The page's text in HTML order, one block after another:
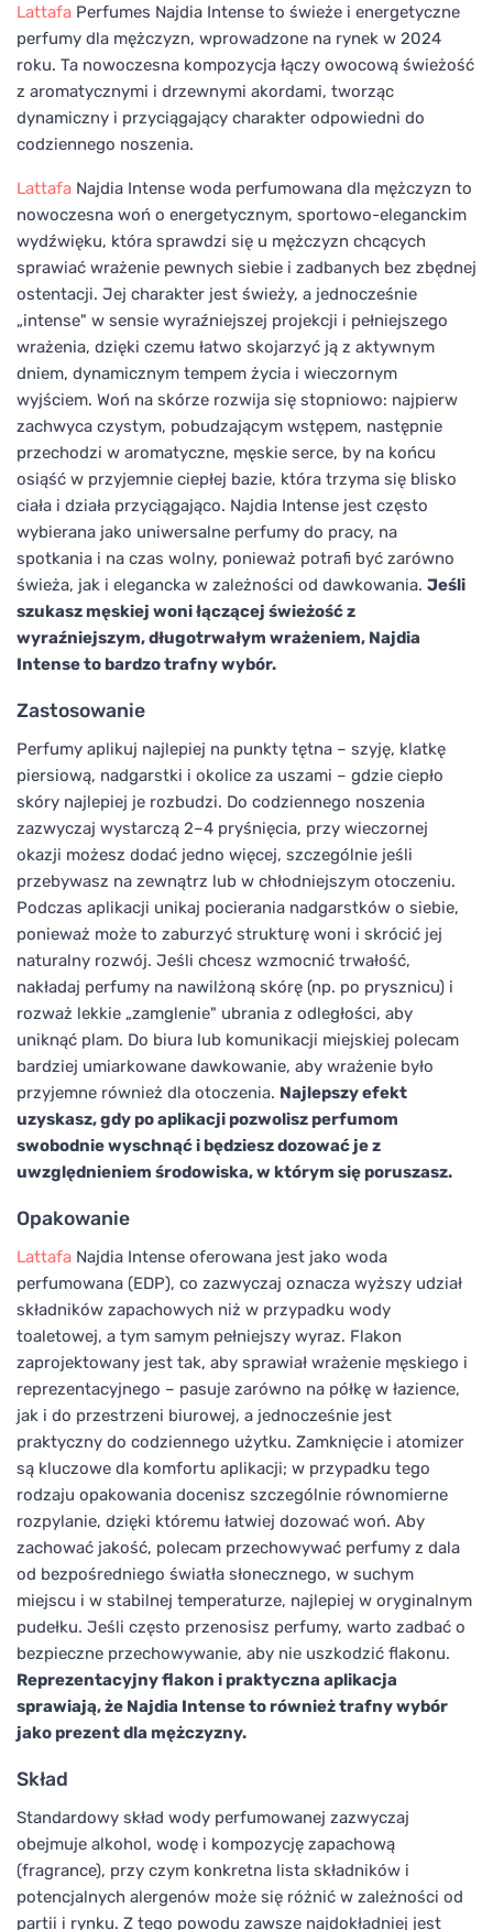
Lattafa Perfumes Najdia Intense to świeże i energetyczne
perfumy dla mężczyzn, wprowadzone na rynek w 2024
roku. Ta nowoczesna kompozycja łączy owocową świeżość
z aromatycznymi i drzewnymi akordami, tworząc
dynamiczny i przyciągający charakter odpowiedni do
codziennego noszenia.
Lattafa Najdia Intense woda perfumowana dla mężczyzn to
nowoczesna woń o energetycznym, sportowo-eleganckim
wydźwięku, która sprawdzi się u mężczyzn chcących
sprawiać wrażenie pewnych siebie i zadbanych bez zbędnej
ostentacji. Jej charakter jest świeży, a jednocześnie
„intense" w sensie wyraźniejszej projekcji i pełniejszego
wrażenia, dzięki czemu łatwo skojarzyć ją z aktywnym
dniem, dynamicznym tempem życia i wieczornym
wyjściem. Woń na skórze rozwija się stopniowo: najpierw
zachwyca czystym, pobudzającym wstępem, następnie
przechodzi w aromatyczne, męskie serce, by na końcu
osiąść w przyjemnie ciepłej bazie, która trzyma się blisko
ciała i działa przyciągająco. Najdia Intense jest często
wybierana jako uniwersalne perfumy do pracy, na
spotkania i na czas wolny, ponieważ potrafi być zarówno
świeża, jak i elegancka w zależności od dawkowania. Jeśli
szukasz męskiej woni łączącej świeżość z
wyraźniejszym, długotrwałym wrażeniem, Najdia
Intense to bardzo trafny wybór.
Zastosowanie
Perfumy aplikuj najlepiej na punkty tętna – szyję, klatkę
piersiową, nadgarstki i okolice za uszami – gdzie ciepło
skóry najlepiej je rozbudzi. Do codziennego noszenia
zazwyczaj wystarczą 2–4 pryśnięcia, przy wieczornej
okazji możesz dodać jedno więcej, szczególnie jeśli
przebywasz na zewnątrz lub w chłodniejszym otoczeniu.
Podczas aplikacji unikaj pocierania nadgarstków o siebie,
ponieważ może to zaburzyć strukturę woni i skrócić jej
naturalny rozwój. Jeśli chcesz wzmocnić trwałość,
nakładaj perfumy na nawilżoną skórę (np. po prysznicu) i
rozważ lekkie „zamglenie" ubrania z odległości, aby
uniknąć plam. Do biura lub komunikacji miejskiej polecam
bardziej umiarkowane dawkowanie, aby wrażenie było
przyjemne również dla otoczenia. Najlepszy efekt
uzyskasz, gdy po aplikacji pozwolisz perfumom
swobodnie wyschnąć i będziesz dozować je z
uwzględnieniem środowiska, w którym się poruszasz.
Opakowanie
Lattafa Najdia Intense oferowana jest jako woda
perfumowana (EDP), co zazwyczaj oznacza wyższy udział
składników zapachowych niż w przypadku wody
toaletowej, a tym samym pełniejszy wyraz. Flakon
zaprojektowany jest tak, aby sprawiał wrażenie męskiego i
reprezentacyjnego – pasuje zarówno na półkę w łazience,
jak i do przestrzeni biurowej, a jednocześnie jest
praktyczny do codziennego użytku. Zamknięcie i atomizer
są kluczowe dla komfortu aplikacji; w przypadku tego
rodzaju opakowania docenisz szczególnie równomierne
rozpylanie, dzięki któremu łatwiej dozować woń. Aby
zachować jakość, polecam przechowywać perfumy z dala
od bezpośredniego światła słonecznego, w suchym
miejscu i w stabilnej temperaturze, najlepiej w oryginalnym
pudełku. Jeśli często przenosisz perfumy, warto zadbać o
bezpieczne przechowywanie, aby nie uszkodzić flakonu.
Reprezentacyjny flakon i praktyczna aplikacja
sprawiają, że Najdia Intense to również trafny wybór
jako prezent dla mężczyzny.
Skład
Standardowy skład wody perfumowanej zazwyczaj
obejmuje alkohol, wodę i kompozycję zapachową
(fragrance), przy czym konkretna lista składników i
potencjalnych alergenów może się różnić w zależności od
partii i rynku. Z tego powodu zawsze najdokładniej jest